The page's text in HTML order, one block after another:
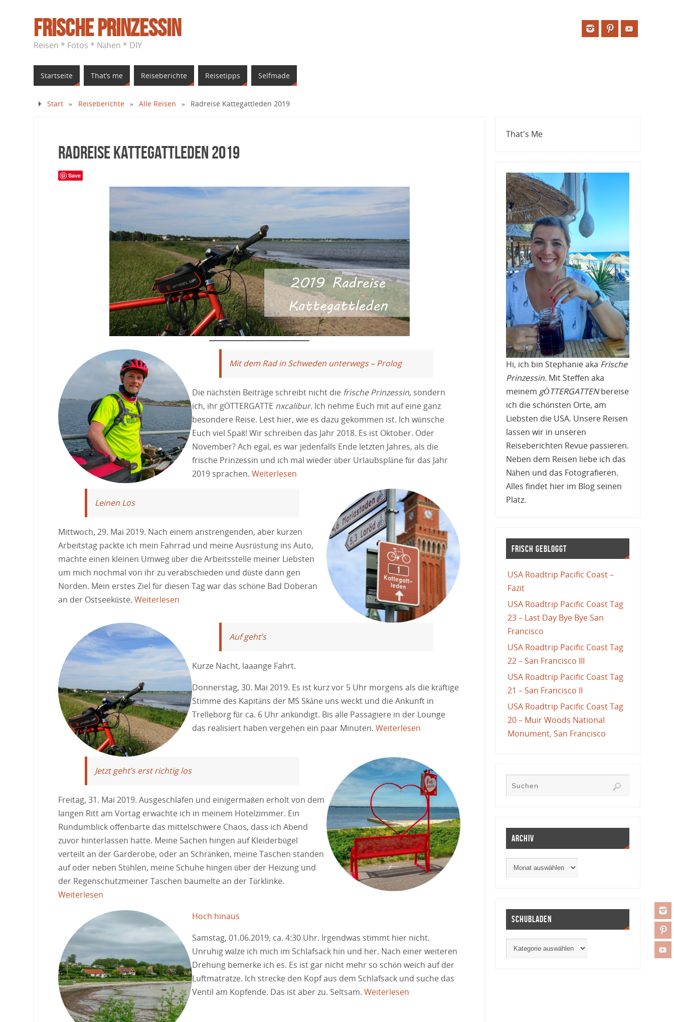
Frische Prinzessin
Reisen * Fotos * Nähen * DIY
Startseite That’s me Reiseberichte Reisetipps Selfmade
Start » Reiseberichte » Alle Reisen » Radreise Kattegattleden 2019
Radreise Kattegattleden 2019
Save
Mit dem Rad in Schweden unterwegs – Prolog
Die nächsten Beiträge schreibt nicht die frische Prinzessin, sondern
ich, ihr gÖTTERGATTE nxcalibur. Ich nehme Euch mit auf eine ganz
besondere Reise. Lest hier, wie es dazu gekommen ist. Ich wünsche
Euch viel Spaß! Wir schreiben das Jahr 2018. Es ist Oktober. Oder
November? Ach egal, es war jedenfalls Ende letzten Jahres, als die
frische Prinzessin und ich mal wieder über Urlaubspläne für das Jahr
2019 sprachen.Weiterlesen
Leinen Los
Mittwoch, 29. Mai 2019. Nach einem anstrengenden, aber kurzen
Arbeitstag packte ich mein Fahrrad und meine Ausrüstung ins Auto,
machte einen kleinen Umweg über die Arbeitsstelle meiner Liebsten
um mich nochmal von ihr zu verabschieden und düste dann gen
Norden. Mein erstes Ziel für diesen Tag war das schöne Bad Doberan
an der Ostseeküste. Weiterlesen
Auf geht’s
Kurze Nacht, laaange Fahrt.
Donnerstag, 30. Mai 2019. Es ist kurz vor 5 Uhr morgens als die kräftige
Stimme des Kapitäns der MS Skåne uns weckt und die Ankunft in
Trelleborg für ca. 6 Uhr ankündigt. Bis alle Passagiere in der Lounge
das realisiert haben vergehen ein paar Minuten.Weiterlesen
Jetzt geht’s erst richtig los
Freitag, 31. Mai 2019. Ausgeschlafen und einigermaßen erholt von dem
langen Ritt am Vortag erwachte ich in meinem Hotelzimmer. Ein
Rundumblick offenbarte das mittelschwere Chaos, dass ich Abend
zuvor hinterlassen hatte. Meine Sachen hingen auf Kleiderbügel
verteilt an der Garderobe, oder an Schränken, meine Taschen standen
auf oder neben Stühlen, meine Schuhe hingen über der Heizung und
der Regenschutzmeiner Taschen baumelte an der Türklinke.
Weiterlesen
Hoch hinaus
Samstag, 01.06.2019, ca. 4:30 Uhr. Irgendwas stimmt hier nicht.
Unruhig wälze ich mich im Schlafsack hin und her. Nach einer weiteren
Drehung bemerke ich es. Es ist gar nicht mehr so schön weich auf der
Luftmatratze. Ich strecke den Kopf aus dem Schlafsack und suche das
Ventil am Kopfende. Das ist aber zu. Seltsam.Weiterlesen
That's Me
Hi, ich bin Stephanie aka Frische
Prinzessin. Mit Steffen aka
meinem gÖTTERGATTENbereise
ich die schönsten Orte, am
Liebsten die USA. Unsere Reisen
lassen wir in unseren
Reiseberichten Revue passieren.
Neben dem Reisen liebe ich das
Nähen und das Fotografieren.
Alles findet hier im Blog seinen
Platz.
Frisch gebloggt
USA Roadtrip Pacific Coast –
Fazit
USA Roadtrip Pacific Coast Tag
23 – Last Day Bye Bye San
Francisco
USA Roadtrip Pacific Coast Tag
22 – San Francisco III
USA Roadtrip Pacific Coast Tag
21 – San Francisco II
USA Roadtrip Pacific Coast Tag
20 – Muir Woods National
Monument, San Francisco
Archiv
Schubladen